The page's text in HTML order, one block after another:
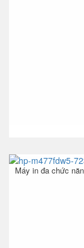
Máy in đa chức